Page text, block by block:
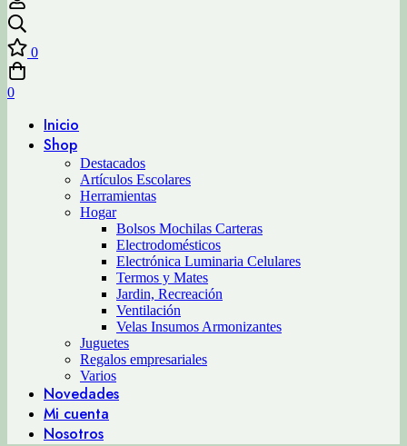
0
0
Inicio
Shop
Destacados
Artículos Escolares
Herramientas
Hogar
Bolsos Mochilas Carteras
Electrodomésticos
Electrónica Luminaria Celulares
Termos y Mates
Jardin, Recreación
Ventilación
Velas Insumos Armonizantes
Juguetes
Regalos empresariales
Varios
Novedades
Mi cuenta
Nosotros